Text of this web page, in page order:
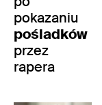
pokazaniu
pośladków
przez
rapera